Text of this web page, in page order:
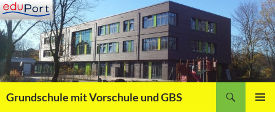
Zum
Inhalt
springen
Grundschule mit Vorschule und GBS